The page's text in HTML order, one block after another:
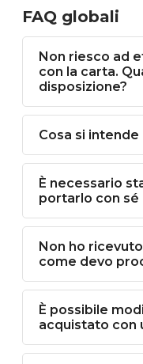
FAQ globali
Non riesco ad
con la carta.
disposizione?
Cosa si
È necessario
portarlo con sé
Non ho
come devo
È possibile
acquistato con